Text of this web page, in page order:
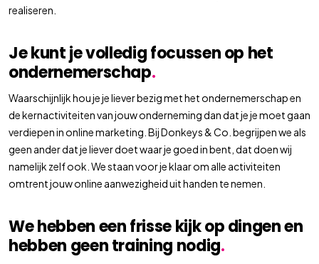
realiseren.
Je kunt je volledig focussen op het
ondernemerschap.
Waarschijnlijk hou je je liever bezig met het ondernemerschap en
de kernactiviteiten van jouw onderneming dan dat je je moet gaan
verdiepen in online marketing. Bij Donkeys & Co. begrijpen we als
geen ander dat je liever doet waar je goed in bent, dat doen wij
namelijk zelf ook. We staan voor je klaar om alle activiteiten
omtrent jouw online aanwezigheid uit handen te nemen.
We hebben een frisse kijk op dingen en
hebben geen training nodig.